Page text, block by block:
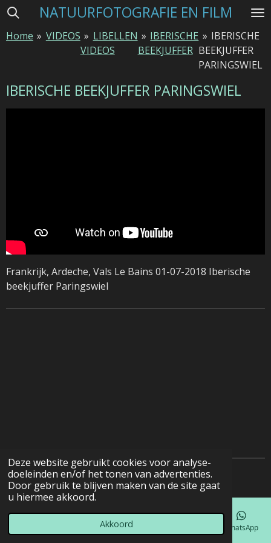
Deze website gebruikt cookies voor analyse-
doeleinden en/of het tonen van advertenties.
Door gebruik te blijven maken van de site gaat
u hiermee akkoord.
Akkoord
Ga
naar
NATUURFOTOGRAFIE EN FILM
Home » VIDEOS » LIBELLEN
VIDEOS
» IBERISCHE
BEEKJUFFER
» IBERISCHE
BEEKJUFFER
PARINGSWIEL
IBERISCHE BEEKJUFFER PARINGSWIEL
Frankrijk, Ardeche, Vals Le Bains 01-07-2018 Iberische
beekjuffer Paringswiel
© 2022 - 2026 Natuurfotografie
Telefoonnummer WhatsApp